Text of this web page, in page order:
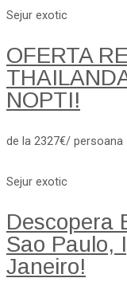
Sejur exotic
OFERTA
NOPTI!
de la 2327€/ persoana
Sejur exotic
Descopera
Sao Paulo,
Janeiro!